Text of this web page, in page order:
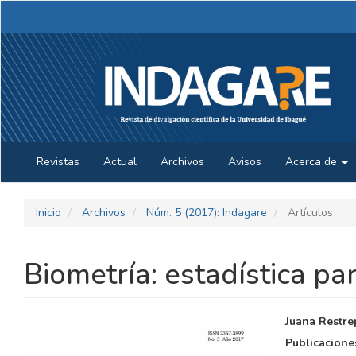
Contenido
principal
Barra
lateral
Revistas Actual Archivos Avisos Acerca de
Inicio Archivos Núm. 5 (2017): Indagare Artículos
Biometría: estadística
Juana